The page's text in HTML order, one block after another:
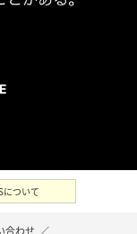
について